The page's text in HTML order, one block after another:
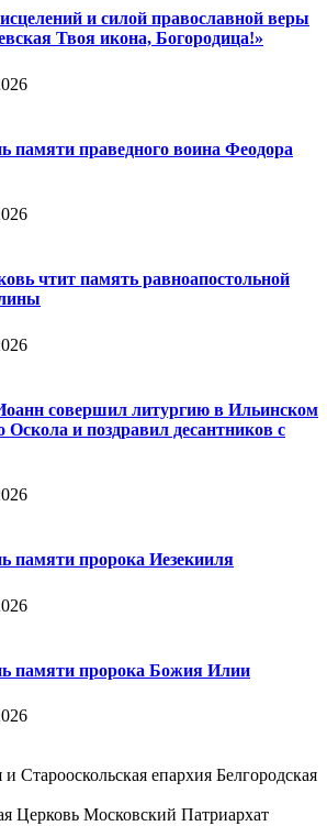
и силой православной веры
Твоя икона, Богородица!»
памяти праведного воина Феодора
чтит память равноапостольной
совершил литургию в Ильинском
Оскола и поздравил десантников с
памяти пророка Иезекииля
памяти пророка Божия Илии
и Старооскольская епархия Белгородская
Церковь Московский Патриархат